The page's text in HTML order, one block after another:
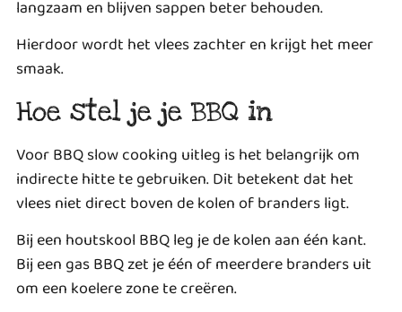
langzaam en blijven sappen beter behouden.
Hierdoor wordt het vlees zachter en krijgt het meer
smaak.
Hoe stel je je BBQ in
Voor BBQ slow cooking uitleg is het belangrijk om
indirecte hitte te gebruiken. Dit betekent dat het
vlees niet direct boven de kolen of branders ligt.
Bij een houtskool BBQ leg je de kolen aan één kant.
Bij een gas BBQ zet je één of meerdere branders uit
om een koelere zone te creëren.